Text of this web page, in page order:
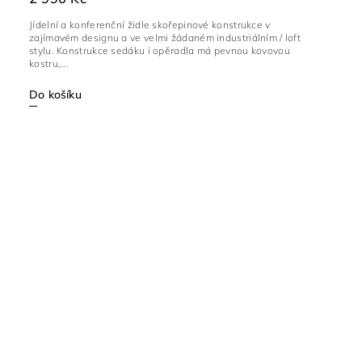
Do košíku
Jídelní a konferenční židle skořepinové konstrukce v
zajímavém designu a ve velmi žádaném industriálním / loft
stylu. Konstrukce sedáku i opěradla má pevnou kovovou
kostru,...